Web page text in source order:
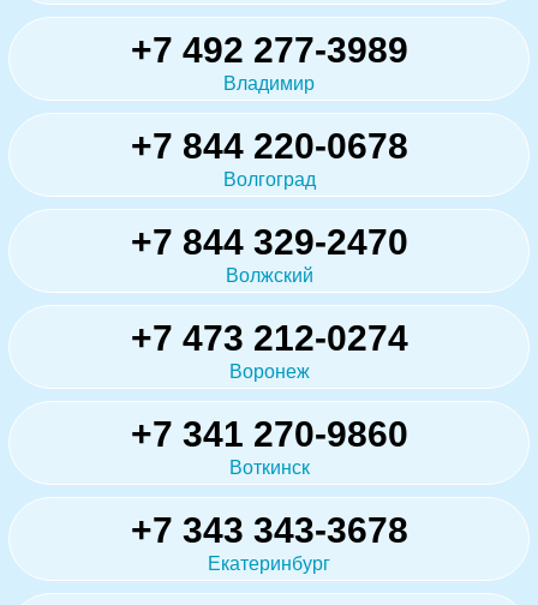
+7 492 277-3989
Владимир
+7 844 220-0678
Волгоград
+7 844 329-2470
Волжский
+7 473 212-0274
Воронеж
+7 341 270-9860
Воткинск
+7 343 343-3678
Екатеринбург